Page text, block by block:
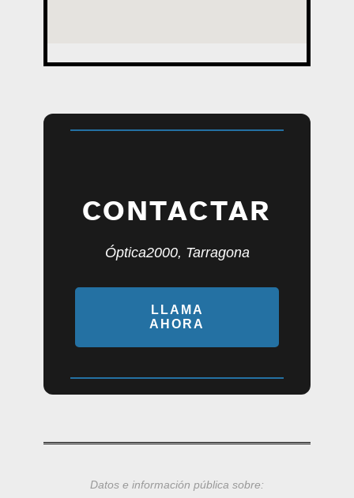
CONTACTAR
Óptica2000, Tarragona
LLAMA
AHORA
Datos e información pública sobre: